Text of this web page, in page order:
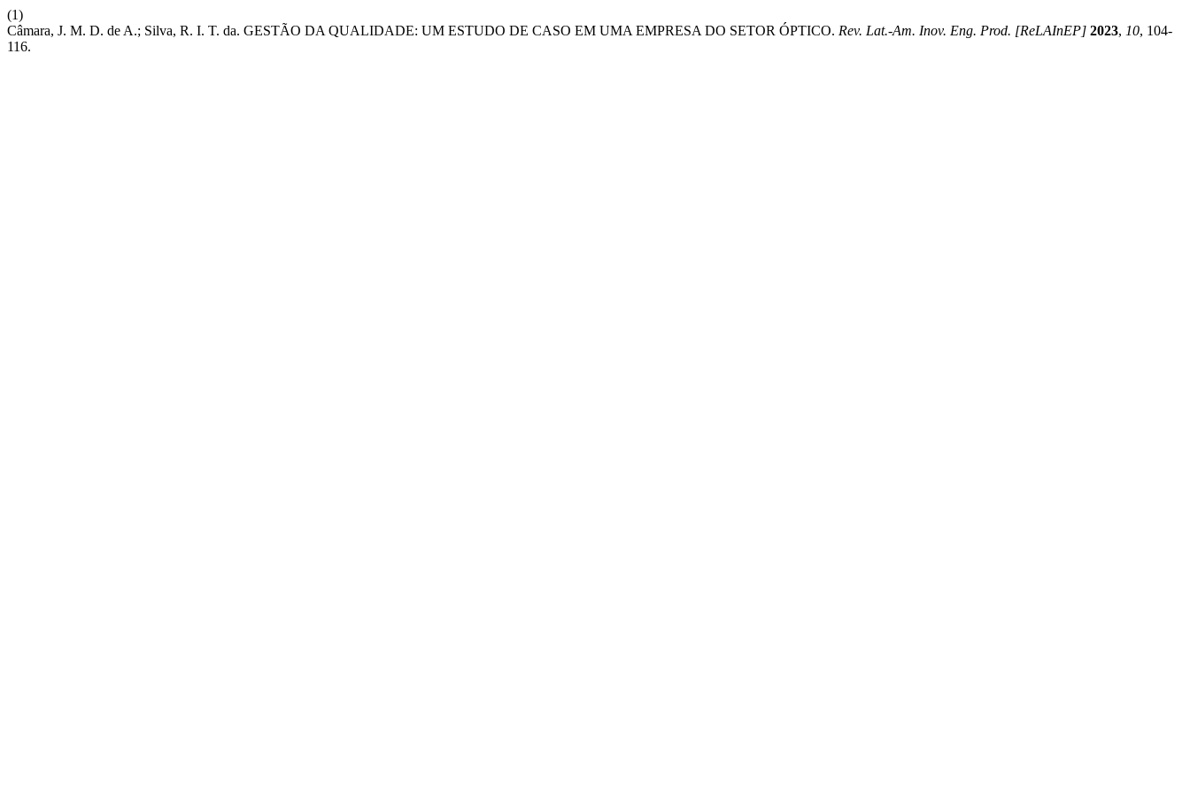
(1)
Câmara, J. M. D. de A.; Silva, R. I. T. da. GESTÃO DA QUALIDADE: UM ESTUDO DE CASO EM UMA EMPRESA DO SETOR ÓPTICO. Rev. Lat.-Am. Inov. Eng. Prod. [ReLAInEP] 2023, 10, 104-
116.